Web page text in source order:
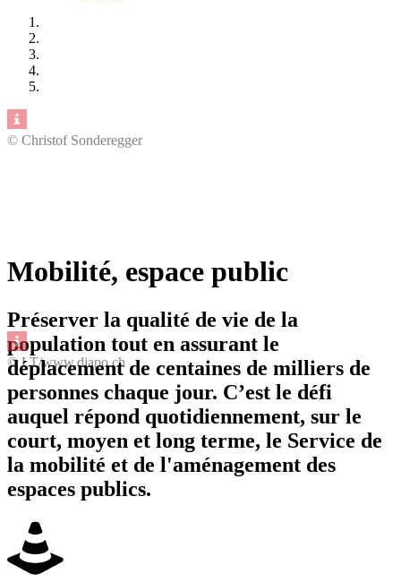
© Christof Sonderegger
© LT/www.diapo.ch
Mobilité, espace public
Préserver la qualité de vie de la
population tout en assurant le
déplacement de centaines de milliers de
personnes chaque jour. C’est le défi
auquel répond quotidiennement, sur le
court, moyen et long terme, le Service de
la mobilité et de l'aménagement des
espaces publics.